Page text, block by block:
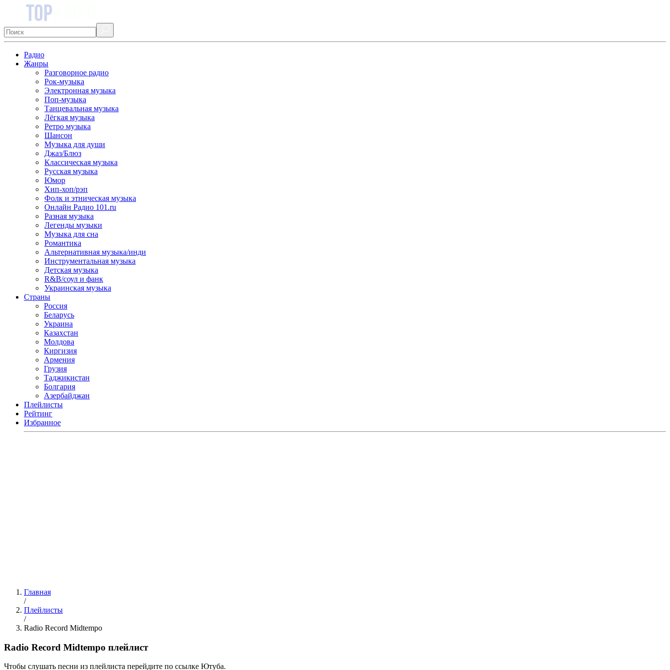
Радио
Жанры
Разговорное радио
Рок-музыка
Электронная музыка
Поп-музыка
Танцевальная музыка
Лёгкая музыка
Ретро музыка
Шансон
Музыка для души
Джаз/Блюз
Классическая музыка
Русская музыка
Юмор
Хип-хоп/рэп
Фолк и этническая музыка
Онлайн Радио 101.ru
Разная музыка
Легенды музыки
Музыка для сна
Романтика
Альтернативная музыка/инди
Инструментальная музыка
Детская музыка
R&B/cоул и фанк
Украинская музыка
Страны
Россия
Беларусь
Украина
Казахстан
Молдова
Киргизия
Армения
Грузия
Таджикистан
Болгария
Азербайджан
Плейлисты
Рейтинг
Избранное
Главная
/
Плейлисты
/
Radio Record Midtempo
Radio Record Midtempo плейлист
Чтобы слушать песни из плейлиста перейдите по ссылке Ютуба.